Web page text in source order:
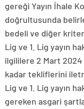
gereği Yayın İhale
doğrultusunda
bedeli ve diğer
Lig ve 1. Lig yayın
ilgililere 2 Mart 2024
kadar tekliflerini
Lig ve 1. Lig yayın
gereken asgari